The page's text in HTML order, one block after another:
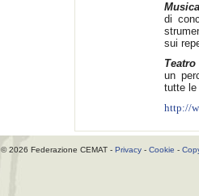
di
sui
un
tutte le
http://
© 2026 Federazione CEMAT - Privacy - Cookie -